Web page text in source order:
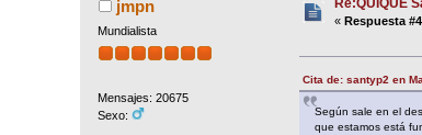
jmpn
Mundialista
Mensajes: 20675
Sexo:
Re:QUIQUE
«Respuesta
Cita de: santyp2 en
Según sale en el
que estamos está